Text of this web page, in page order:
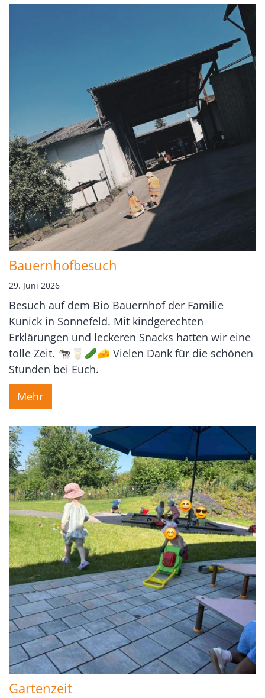
Bauernhofbesuch
29. Juni 2026
Besuch auf dem Bio Bauernhof der Familie
Kunick in Sonnefeld. Mit kindgerechten
Erklärungen und leckeren Snacks hatten wir eine
tolle Zeit. 🐄🥛🥒🧀 Vielen Dank für die schönen
Stunden bei Euch.
Mehr
Gartenzeit